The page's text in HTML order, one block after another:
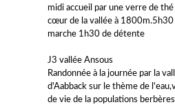
midi accueil par une verre de
cœur de la vallée à
marche 1h30 de détente
J3 vallée Ansous
Randonnée à la journée par la
d'Aabback sur le thème de
de vie de la populations